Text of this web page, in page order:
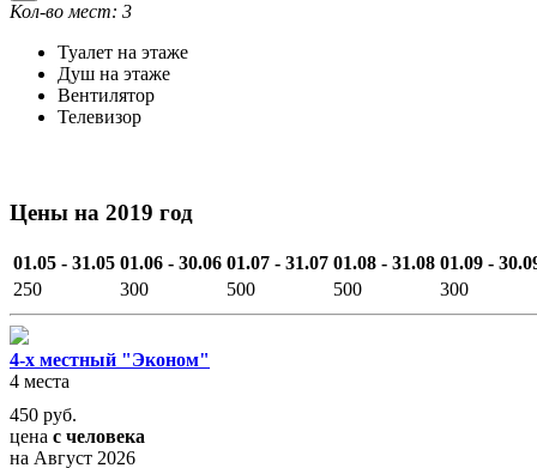
Кол-во мест: 3
Туалет на этаже
Душ на этаже
Вентилятор
Телевизор
Цены на 2019 год
01.05 - 31.05 01.06 - 30.06 01.07 - 31.07 01.08 - 31.08 01.09 -
250
300 500 500 300
4-х местный "Эконом"
4 места
450 руб.
цена с человека
на Август 2026